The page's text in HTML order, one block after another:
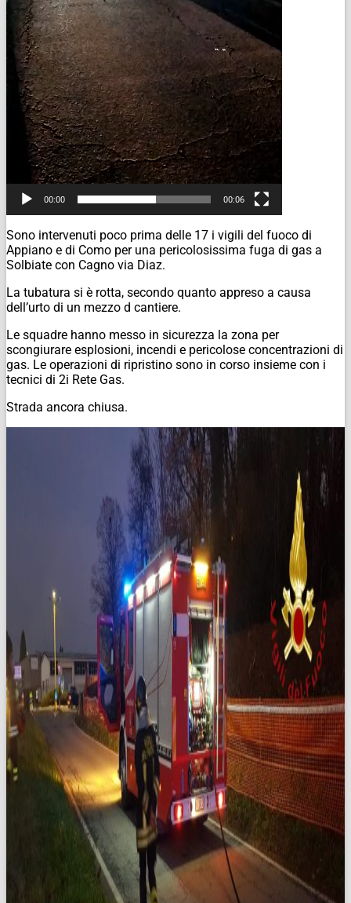
00:00 00:06
Sono intervenuti poco prima delle 17 i vigili del fuoco di
Appiano e di Como per una pericolosissima fuga di gas a
Solbiate con Cagno via Diaz.
La tubatura si è rotta, secondo quanto appreso a causa
dell’urto di un mezzo d cantiere.
Le squadre hanno messo in sicurezza la zona per
scongiurare esplosioni, incendi e pericolose concentrazioni di
gas. Le operazioni di ripristino sono in corso insieme con i
tecnici di 2i Rete Gas.
Strada ancora chiusa.